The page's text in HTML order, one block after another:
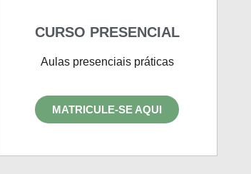
CURSO PRESENCIAL
Aulas presenciais práticas
MATRICULE-SE AQUI